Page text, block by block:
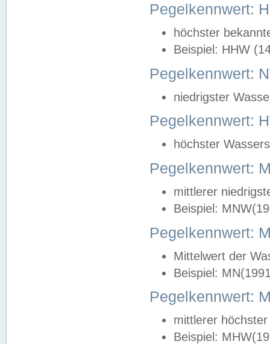
Pegelkennwert:
höchster
Beispiel: HHW
Pegelkennwert:
niedrigster
Pegelkennwert:
höchster
Pegelkennwert:
mittlerer
Beispiel:
Pegelkennwert:
Mittelwert der
Beispiel:
Pegelkennwert:
mittlerer
Beispiel: